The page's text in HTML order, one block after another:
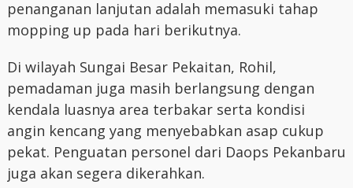
penanganan lanjutan adalah memasuki tahap
mopping up pada hari berikutnya.
Di wilayah Sungai Besar Pekaitan, Rohil,
pemadaman juga masih berlangsung dengan
kendala luasnya area terbakar serta kondisi
angin kencang yang menyebabkan asap cukup
pekat. Penguatan personel dari Daops Pekanbaru
juga akan segera dikerahkan.